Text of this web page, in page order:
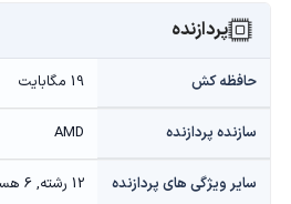
پردازنده
حافظه کش 19 مگابایت
سازنده پردازنده AMD
سایر ویژگی های پردازنده 12 رشته, 6 هسته